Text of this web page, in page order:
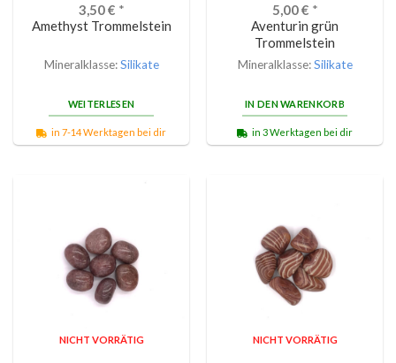
3,50€ *
Amethyst Trommelstein
Mineralklasse:Silikate
WEITERLESEN
in 7-14 Werktagen bei dir
5,00€ *
Aventurin grün
Trommelstein
Mineralklasse:Silikate
IN DEN WARENKORB
in 3 Werktagen bei dir
NICHT VORRÄTIG NICHT VORRÄTIG